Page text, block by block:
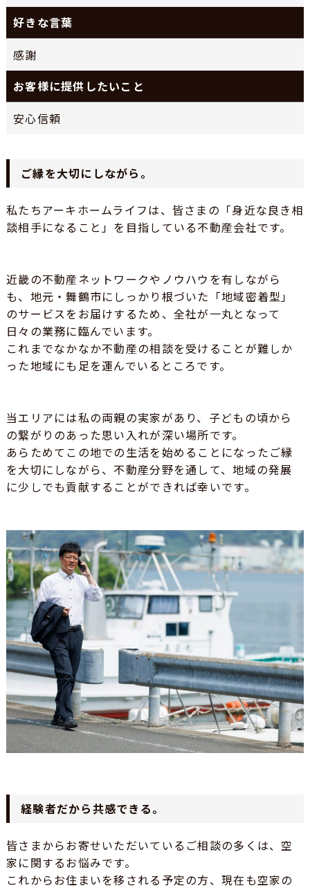
好きな言葉
感謝
お客様に提供したいこと
安心信頼
ご縁を大切にしながら。
私たちアーキホームライフは、皆さまの「身近な良き相
談相手になること」を目指している不動産会社です。
近畿の不動産ネットワークやノウハウを有しながら
も、地元・舞鶴市にしっかり根づいた「地域密着型」
のサービスをお届けするため、全社が一丸となって
日々の業務に臨んでいます。
これまでなかなか不動産の相談を受けることが難しか
った地域にも足を運んでいるところです。
当エリアには私の両親の実家があり、子どもの頃から
の繋がりのあった思い入れが深い場所です。
あらためてこの地での生活を始めることになったご縁
を大切にしながら、不動産分野を通して、地域の発展
に少しでも貢献することができれば幸いです。
経験者だから共感できる。
皆さまからお寄せいただいているご相談の多くは、空
家に関するお悩みです。
これからお住まいを移される予定の方、現在も空家の